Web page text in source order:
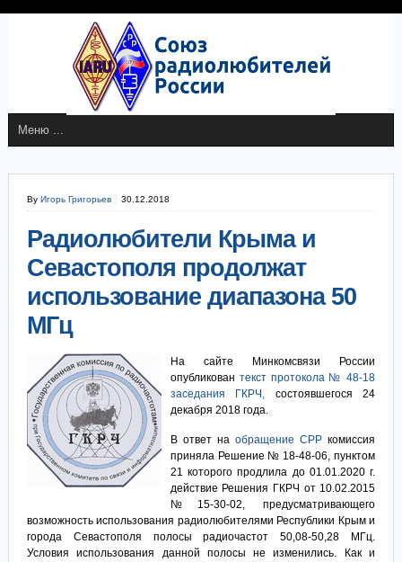
By Игорь Григорьев 30.12.2018
Радиолюбители Крыма и
Севастополя продолжат
использование диапазона 50
МГц
На сайте Минкомсвязи России
опубликован текст протокола № 48-18
заседания ГКРЧ, состоявшегося 24
декабря 2018 года.
В ответ на обращение СРР комиссия
приняла Решение № 18-48-06, пунктом
21 которого продлила до 01.01.2020 г.
действие Решения ГКРЧ от 10.02.2015
№15-30-02, предусматривающего
возможность использования радиолюбителями Республики Крым и
города Севастополя полосы радиочастот 50,08-50,28 МГц.
Условия использования данной полосы не изменились. Как и